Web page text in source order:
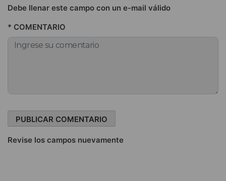
Debe llenar este campo con un e-mail válido
* COMENTARIO
Revise los campos nuevamente